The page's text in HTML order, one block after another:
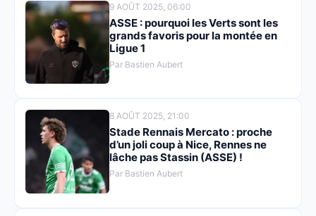
9 AOÛT 2025, 06:00
ASSE : pourquoi les Verts sont les
grands favoris pour la montée en
Ligue 1
Par Bastien Aubert
8 AOÛT 2025, 21:00
Stade Rennais Mercato : proche
d’un joli coup à Nice, Rennes ne
lâche pas Stassin (ASSE) !
Par Bastien Aubert